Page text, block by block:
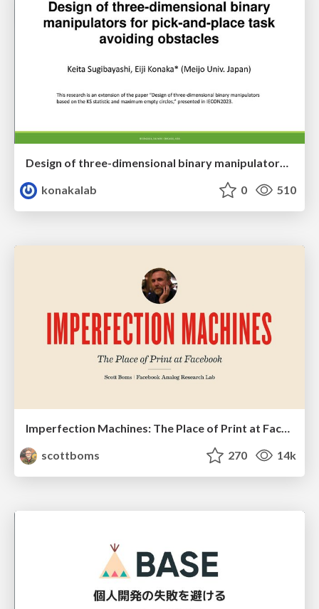
Design of three-dimensional binary manipulators for pick-and-place task avoiding obstacles (IECON2024)
konakalab
0 510
Imperfection Machines: The Place of Print at Facebook
scottboms
270 14k